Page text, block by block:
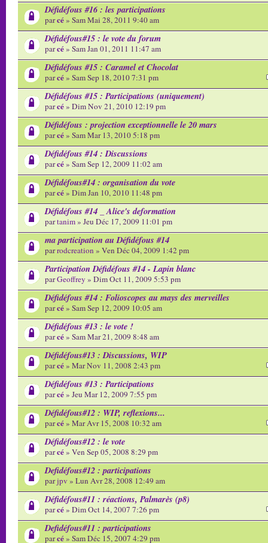
Défidéfous #16 : les participations
parcé» Sam Mai 28, 2011 9:40 am
Défidéfous#15 : le vote du forum
parcé» Sam Jan 01, 2011 11:47 am
Défidéfous #15 : Caramel et Chocolat
parcé» Sam Sep 18, 2010 7:31 pm
Défidéfous #15 : Participations (uniquement)
parcé» Dim Nov 21, 2010 12:19 pm
Défidéfous : projection exceptionnelle le 20 mars
parcé» Sam Mar 13, 2010 5:18 pm
Défidéfous #14 : Discussions
parcé» Sam Sep 12, 2009 11:02 am
Défidéfous#14 : organisation du vote
parcé» Dim Jan 10, 2010 11:48 pm
Défidéfous #14 _ Alice's deformation
partanim» Jeu Déc 17, 2009 11:01 pm
ma participation au Défidéfous #14
parrodcreation » Ven Déc 04, 2009 1:42 pm
Participation Défidéfous #14 - Lapin blanc
parGeoffrey » Dim Oct 11, 2009 5:53 pm
Défidéfous #14 : Folioscopes au mays des merveilles
parcé» Sam Sep 12, 2009 10:05 am
Défidéfous #13 : le vote !
parcé» Sam Mar 21, 2009 8:48 am
Défidéfous#13 : Discussions, WIP
parcé» Mar Nov 11, 2008 2:43 pm
Défidéfous #13 : Participations
parcé» Jeu Mar 12, 2009 7:55 pm
Défidéfous#12 : WIP, reflexions...
parcé» Mar Avr 15, 2008 10:32 am
Défidéfous#12 : le vote
parcé» Ven Sep 05, 2008 8:29 pm
Defidéfous#12 : participations
parjpv » Lun Avr 28, 2008 12:49 am
Défidéfous#11 : réactions, Palmarès (p8)
parcé» Dim Oct 14, 2007 7:26 pm
Defidéfous#11 : participations
parcé» Sam Déc 15, 2007 4:29 pm